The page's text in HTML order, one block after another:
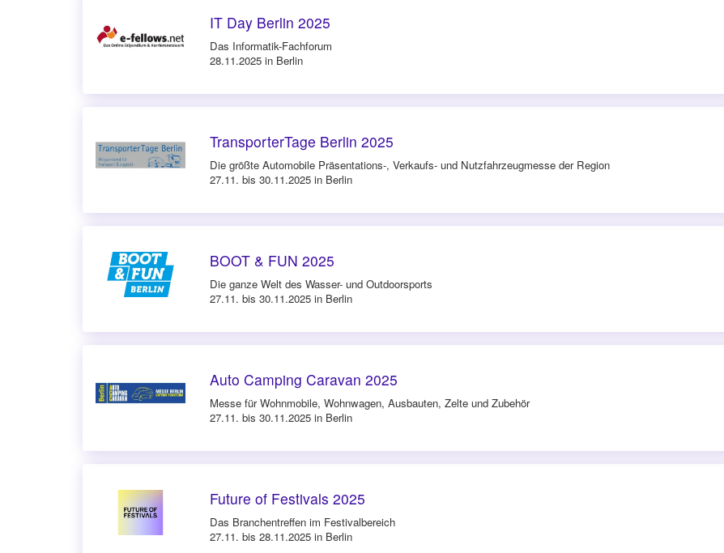
IT Day Berlin 2025
Das Informatik-Fachforum
28.11.2025 in Berlin
TransporterTage Berlin 2025
Die größte Automobile Präsentations-, Verkaufs- und Nutzfahrzeugmesse der Region
27.11. bis 30.11.2025 in Berlin
BOOT & FUN 2025
Die ganze Welt des Wasser- und Outdoorsports
27.11. bis 30.11.2025 in Berlin
Auto Camping Caravan 2025
Messe für Wohnmobile, Wohnwagen, Ausbauten, Zelte und Zubehör
27.11. bis 30.11.2025 in Berlin
Future of Festivals 2025
Das Branchentreffen im Festivalbereich
27.11. bis 28.11.2025 in Berlin